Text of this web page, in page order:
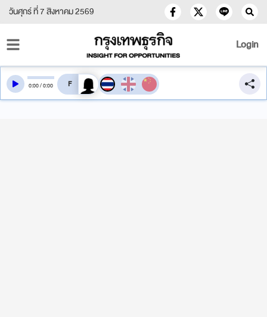
วันศุกร์ ที่ 7 สิงหาคม 2569
Login
0:00/0:00 สลับเสียงอ่าน